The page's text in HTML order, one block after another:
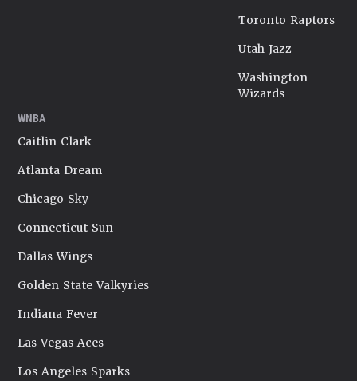
Toronto Raptors
Utah Jazz
Washington
Wizards
WNBA
Caitlin Clark
Atlanta Dream
Chicago Sky
Connecticut Sun
Dallas Wings
Golden State Valkyries
Indiana Fever
Las Vegas Aces
Los Angeles Sparks